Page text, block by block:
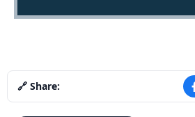
🔗 Share: